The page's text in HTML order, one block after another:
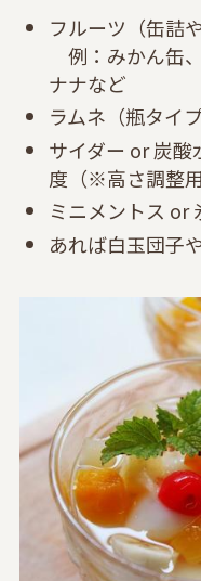
フルーツ（缶詰
例：みかん缶
ナナなど
ラムネ（瓶タイ
サイダー or 炭
度（※高さ調整用
ミニメントス or
あれば白玉団子